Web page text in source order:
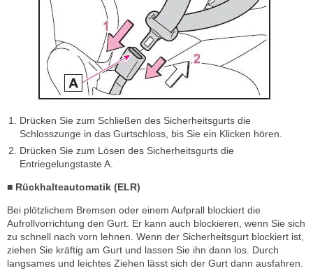
Drücken Sie zum Schließen des Sicherheitsgurts die
Schlosszunge in das Gurtschloss, bis Sie ein Klicken hören.
Drücken Sie zum Lösen des Sicherheitsgurts die
Entriegelungstaste A.
■ Rückhalteautomatik (ELR)
Bei plötzlichem Bremsen oder einem Aufprall blockiert die
Aufrollvorrichtung den Gurt. Er kann auch blockieren, wenn Sie sich
zu schnell nach vorn lehnen. Wenn der Sicherheitsgurt blockiert ist,
ziehen Sie kräftig am Gurt und lassen Sie ihn dann los. Durch
langsames und leichtes Ziehen lässt sich der Gurt dann ausfahren.